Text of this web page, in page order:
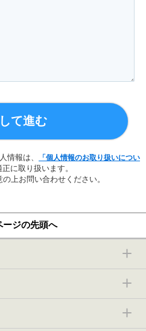
て進む
情報は、
「個人情報のお取り扱いについ
に取り扱います。
上お問い合わせください。
ージの先頭へ